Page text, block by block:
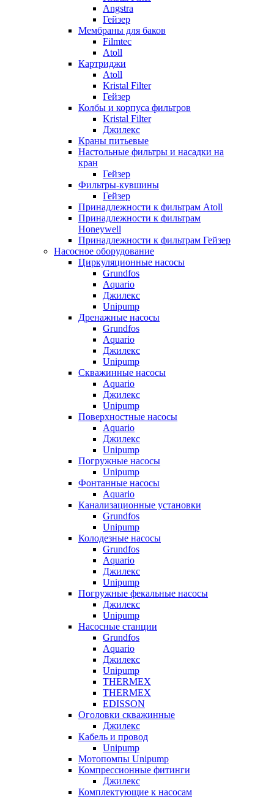
Angstra
Гейзер
Мембраны для баков
Filmtec
Atoll
Картриджи
Atoll
Kristal Filter
Гейзер
Колбы и корпуса фильтров
Kristal Filter
Джилекс
Краны питьевые
Настольные фильтры и насадки на
кран
Гейзер
Фильтры-кувшины
Гейзер
Принадлежности к фильтрам Atoll
Принадлежности к фильтрам
Honeywell
Принадлежности к фильтрам Гейзер
Насосное оборудование
Циркуляционные насосы
Grundfos
Aquario
Джилекс
Unipump
Дренажные насосы
Grundfos
Aquario
Джилекс
Unipump
Скважинные насосы
Aquario
Джилекс
Unipump
Поверхностные насосы
Aquario
Джилекс
Unipump
Погружные насосы
Unipump
Фонтанные насосы
Aquario
Канализационные установки
Grundfos
Unipump
Колодезные насосы
Grundfos
Aquario
Джилекс
Unipump
Погружные фекальные насосы
Джилекс
Unipump
Насосные станции
Grundfos
Aquario
Джилекс
Unipump
THERMEX
THERMEX
EDISSON
Оголовки скважинные
Джилекс
Кабель и провод
Unipump
Мотопомпы Unipump
Компрессионные фитинги
Джилекс
Комплектующие к насосам